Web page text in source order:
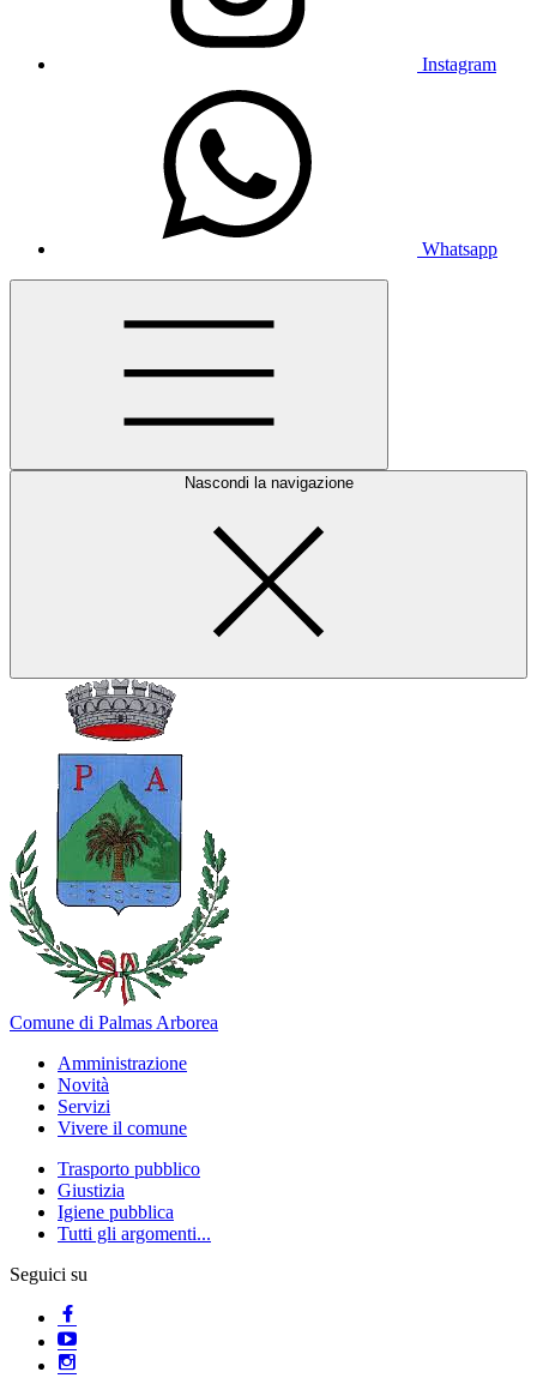
Instagram
Whatsapp
Nascondi la navigazione
Comune di Palmas Arborea
Amministrazione
Novità
Servizi
Vivere il comune
Trasporto pubblico
Giustizia
Igiene pubblica
Tutti gli argomenti...
Seguici su